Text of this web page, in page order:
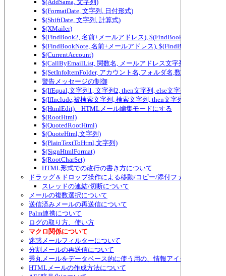
$(AddSama, 文字列)
$(FormatDate, 文字列, 日付形式)
$(ShiftDate, 文字列, 計算式)
$(XMailer)
$(FindBook2, 名前+メールアドレス), $(FindBook3, 名前+メー
$(FindBookNote, 名前+メールアドレス), $(FindBookNote2, ...)
$(CurrentAccount)
$(CallByEmailList, 関数名, メールアドレス文字列)
$(SetInfoItemFolder, アカウント名,フォルダ名,数値)
警告メッセージの制御
$(IfEqual,文字列1, 文字列2, then文字列, else文字列)、テンプレ
$(IfInclude,被検索文字列, 検索文字列, then文字列, else文字列)
$(HtmlEdit)、HTMLメール編集モードにする
$(RootHtml)
$(QuotedRootHtml)
$(QuoteHtml,文字列)
$(PlainTextToHtml,文字列)
$(SignHtmlFormat)
$(RootCharSet)
HTML形式での改行の書き方について
ドラッグ＆ドロップ操作による移動/コピー/添付ファイルの追加/
スレッドの連結/切断について
メールの複数選択について
送信済みメールの再送信について
Palm連携について
ログの取り方、使い方
マクロ関係について
迷惑メールフィルターについて
分割メールの再送信について
秀丸メールをデータベース的に使う用の、情報アイテムについて
HTMLメールの作成方法について